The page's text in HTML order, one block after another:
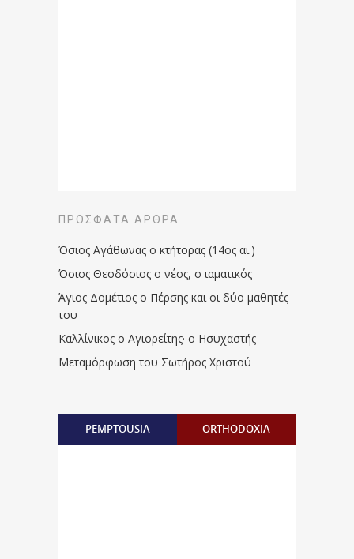
ΠΡΌΣΦΑΤΑ ΆΡΘΡΑ
Όσιος Αγάθωνας ο κτήτορας (14ος αι.)
Όσιος Θεοδόσιος ο νέος, ο ιαματικός
Άγιος Δομέτιος ο Πέρσης και οι δύο μαθητές
του
Καλλίνικος ο Αγιορείτης · ο Ησυχαστής
Μεταμόρφωση του Σωτήρος Χριστού
PEMPTOUSIA ORTHODOXIA